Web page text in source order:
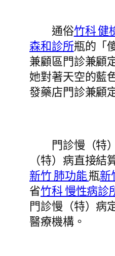
通俗竹科 健
森和診所瓶的「
兼顧區門診兼顧
她對著天空的藍
發藥店門診兼顧
門診慢（特
（特）病直接
新竹 肺功能瓶新
省竹科 慢性病診
門診慢（特）病
醫療機構。